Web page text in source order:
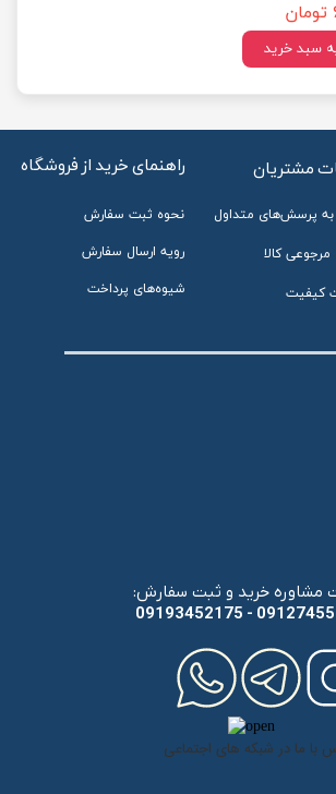
سبد خرید
راهنمای خرید از فروشگاه
نحوه ثبت سفارش
رویه ارسال سفارش
شیوه‌های پرداخت
مشتریان
پرسش‌های متداول
مرجوعی کالا
کیفیت
مشاوره خرید و ثبت سفارش
​​​​​​​09193452175 -
با ما در شبکه های اجتماعی